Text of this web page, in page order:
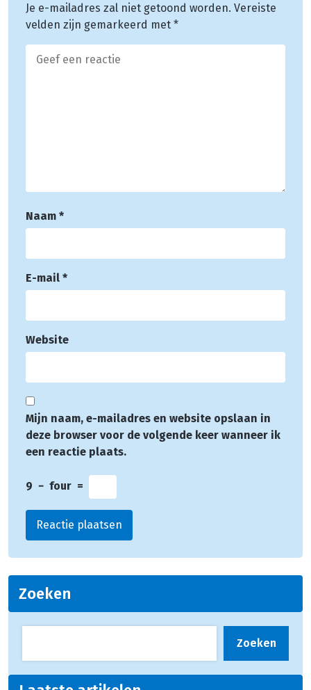
Je e-mailadres zal niet getoond worden. Vereiste
velden zijn gemarkeerd met *
Naam *
E-mail *
Website
Mijn naam, e-mailadres en website opslaan in
deze browser voor de volgende keer wanneer ik
een reactie plaats.
9 − four =
Zoeken
Zoeken